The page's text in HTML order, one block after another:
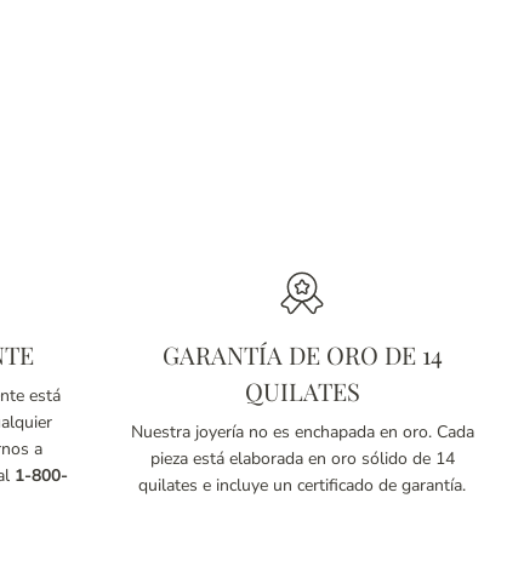
está
a
1-800-
GARANTÍA DE ORO DE 14
QUILATES
Nuestra joyería no es enchapada en oro. Cada
pieza está elaborada en oro sólido de 14
quilates e incluye un certificado de garantía.